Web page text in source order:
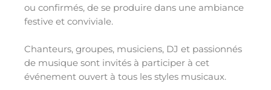
ou confirmés, de se produire dans une ambiance
festive et conviviale.
Chanteurs, groupes, musiciens, DJ et passionnés
de musique sont invités à participer à cet
événement ouvert à tous les styles musicaux.